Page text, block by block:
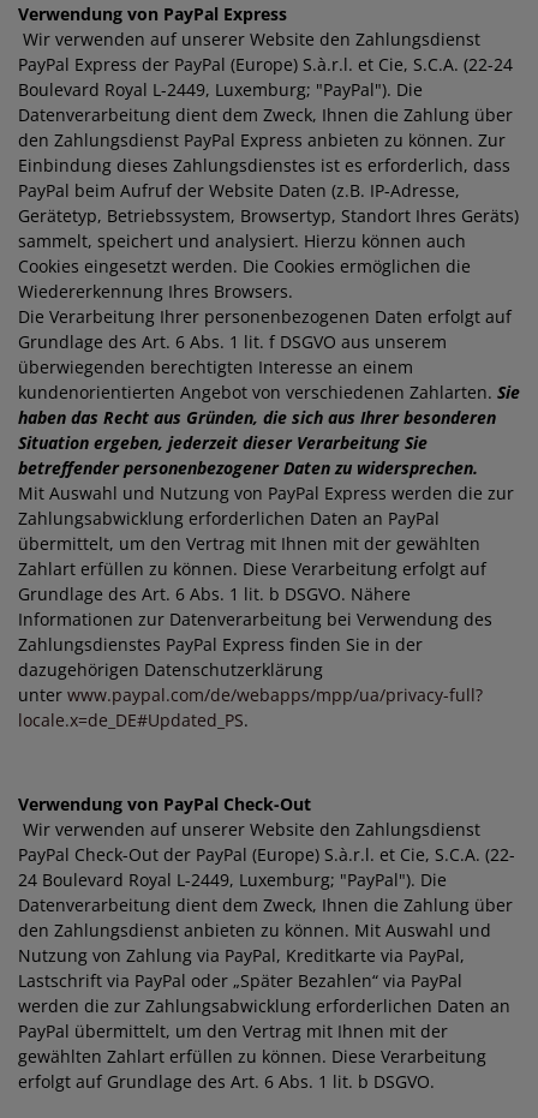
Verwendung von PayPal Express
Wir verwenden auf unserer Website den Zahlungsdienst
PayPal Express der PayPal (Europe) S.à.r.l. et Cie, S.C.A. (22-24
Boulevard Royal L-2449, Luxemburg; "PayPal"). Die
Datenverarbeitung dient dem Zweck, Ihnen die Zahlung über
den Zahlungsdienst PayPal Express anbieten zu können. Zur
Einbindung dieses Zahlungsdienstes ist es erforderlich, dass
PayPal beim Aufruf der Website Daten (z.B. IP-Adresse,
Gerätetyp, Betriebssystem, Browsertyp, Standort Ihres Geräts)
sammelt, speichert und analysiert. Hierzu können auch
Cookies eingesetzt werden. Die Cookies ermöglichen die
Wiedererkennung Ihres Browsers.
Die Verarbeitung Ihrer personenbezogenen Daten erfolgt auf
Grundlage des Art. 6 Abs. 1 lit. f DSGVO aus unserem
überwiegenden berechtigten Interesse an einem
kundenorientierten Angebot von verschiedenen Zahlarten. Sie
haben das Recht aus Gründen, die sich aus Ihrer besonderen
Situation ergeben, jederzeit dieser Verarbeitung Sie
betreffender personenbezogener Daten zu widersprechen.
Mit Auswahl und Nutzung von PayPal Express werden die zur
Zahlungsabwicklung erforderlichen Daten an PayPal
übermittelt, um den Vertrag mit Ihnen mit der gewählten
Zahlart erfüllen zu können. Diese Verarbeitung erfolgt auf
Grundlage des Art. 6 Abs. 1 lit. b DSGVO. Nähere
Informationen zur Datenverarbeitung bei Verwendung des
Zahlungsdienstes PayPal Express finden Sie in der
dazugehörigen Datenschutzerklärung
unter www.paypal.com/de/webapps/mpp/ua/privacy-full?
locale.x=de_DE#Updated_PS.
Verwendung von PayPal Check-Out
Wir verwenden auf unserer Website den Zahlungsdienst
PayPal Check-Out der PayPal (Europe) S.à.r.l. et Cie, S.C.A. (22-
24 Boulevard Royal L-2449, Luxemburg; "PayPal"). Die
Datenverarbeitung dient dem Zweck, Ihnen die Zahlung über
den Zahlungsdienst anbieten zu können. Mit Auswahl und
Nutzung von Zahlung via PayPal, Kreditkarte via PayPal,
Lastschrift via PayPal oder „Später Bezahlen“ via PayPal
werden die zur Zahlungsabwicklung erforderlichen Daten an
PayPal übermittelt, um den Vertrag mit Ihnen mit der
gewählten Zahlart erfüllen zu können. Diese Verarbeitung
erfolgt auf Grundlage des Art. 6 Abs. 1 lit. b DSGVO.